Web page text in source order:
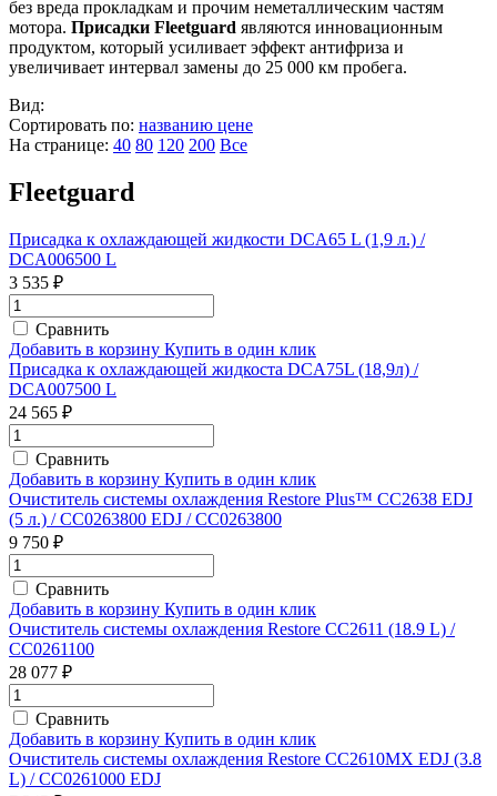
без вреда прокладкам и прочим неметаллическим частям
мотора. Присадки Fleetguard являются инновационным
продуктом, который усиливает эффект антифриза и
увеличивает интервал замены до 25 000 км пробега.
Вид:
Сортировать по: названию цене
На странице: 40 80 120 200 Все
Fleetguard
Присадка к охлаждающей жидкости DCA65 L (1,9 л.) /
DCA006500 L
3 535 ₽
Сравнить
Добавить в корзину Купить в один клик
Присадка к охлаждающей жидкоста DCA75L (18,9л) /
DCA007500 L
24 565 ₽
Сравнить
Добавить в корзину Купить в один клик
Очиститель системы охлаждения Restore Plus™ CC2638 EDJ
(5 л.) / CC0263800 EDJ / CC0263800
9 750 ₽
Сравнить
Добавить в корзину Купить в один клик
Очиститель системы охлаждения Restore CC2611 (18.9 L) /
CC0261100
28 077 ₽
Сравнить
Добавить в корзину Купить в один клик
Очиститель системы охлаждения Restore CC2610MX EDJ (3.8
L) / CC0261000 EDJ